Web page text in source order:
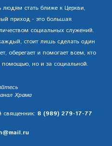
людям стать ближе к Церкви,
приход - это большая
социальных служений.
стоит лишь сделать один
оберегает и помогает всем, кто
помощью, но и за социальной.
Храма
священник: 8 (989) 279-17-77